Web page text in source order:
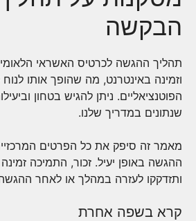
הבקשה
תהליך ההגשה לכרטיס האשראי הלאומי
וזמינה באינטרנט, מה שהופך אותו
הפוטנציאליים. ניתן להגיש בטחון
שנתונים במדריך שלנו.
מאמר זה סיפק את כל הפרטים
ההגשה באופן יעיל. זכור, התמיכה
ותזדקקו לעזרה במהלך או לאחר
קרא בשפה אחרת